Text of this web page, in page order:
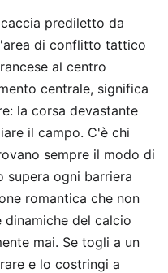
prediletto da
di conflitto tattico
al centro
centrale, significa
la corsa devastante
il campo. C'è chi
sempre il modo di
supera ogni barriera
romantica che non
del calcio
mai. Se togli a un
e lo costringi a